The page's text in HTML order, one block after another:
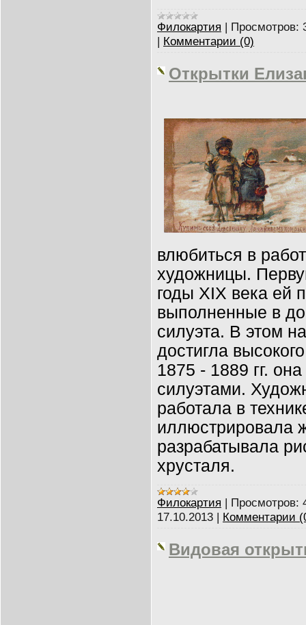
Филокартия | Просмотров:
| Комментарии (0)
Открытки
влюбиться в
художницы.
годы XIX века ей
выполненные в
силуэта. В этом
достигла
1875 - 1889 гг.
силуэтами.
работала в
иллюстрировала
разрабатывала
хрусталя.
Филокартия | Просмотров:
17.10.2013 | Комментарии
Видовая